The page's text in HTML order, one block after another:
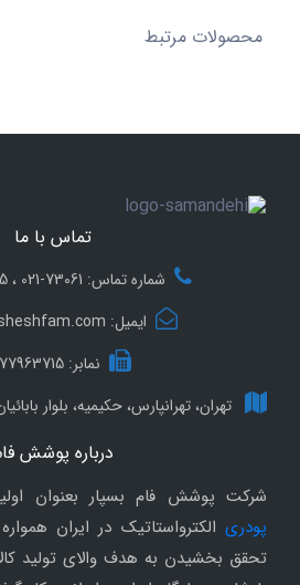
محصولات مرتبط
تماس با ما
شماره تماس: 73061-021 ، 77338605-021
ایمیل: info@poosheshfam.com
نمابر: 77963715-021
تهران، تهرانپارس، حکیمیه، بلوار
درباره پوشش
شرکت پوشش فام بسپار بعنوان
پودری الکترواستاتیک در ایران
تحقق بخشیدن به هدف والای تولید